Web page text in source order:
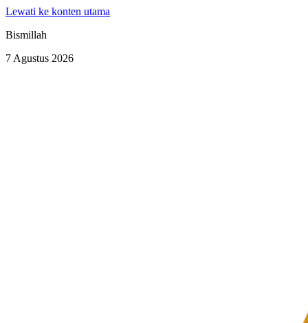
Lewati ke konten utama
Bismillah
7 Agustus 2026